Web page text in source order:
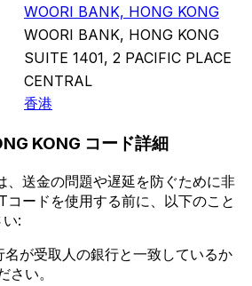
WOORI BANK, HONG KONG
WOORI BANK, HONG KONG
SUITE 1401, 2 PACIFIC PLACE
CENTRAL
香港
KONG コード詳細
、送金の問題や遅延を防ぐために非
ードを使用する前に、以下のこと
:
名が受取人の銀行と一致しているか
さい。